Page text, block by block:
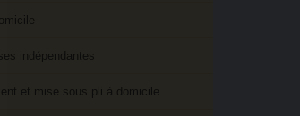
indépendantes
et mise sous pli à domicile